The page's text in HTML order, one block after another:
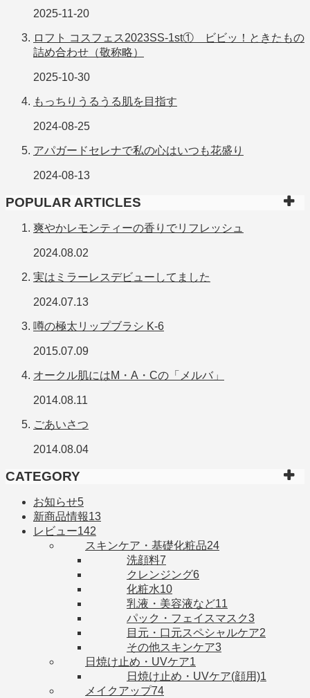
2025-11-20
ロフト コスフェス2023SS-1st① ビビッ！ときたもの
詰め合わせ（敬称略）
2025-10-30
もっちりうるうる肌を目指す
2024-08-25
アパガードセレナで私の心はいつも花盛り
2024-08-13
POPULAR ARTICLES
爽やかレモンティーの香りでリフレッシュ
2024.08.02
実はミラーレスデビューしてました
2024.07.13
噂の極太リップブラシ K-6
2015.07.09
オークル肌にはM・A・Cの「メルバ」
2014.08.11
ごあいさつ
2014.08.04
CATEGORY
お知らせ5
新商品情報13
レビュー142
スキンケア・基礎化粧品24
洗顔料7
クレンジング6
化粧水10
乳液・美容液など11
パック・フェイスマスク3
目元・口元スペシャルケア2
その他スキンケア3
日焼け止め・UVケア1
日焼け止め・UVケア(顔用)1
メイクアップ74